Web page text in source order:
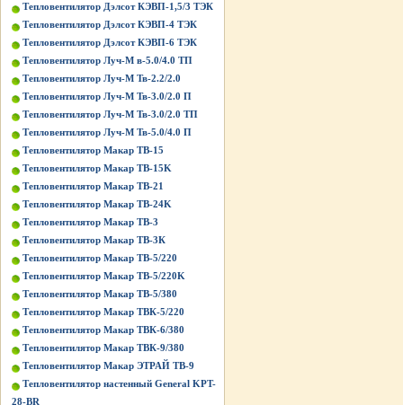
Тепловентилятор Дэлсот КЭВП-1,5/3 ТЭК
Тепловентилятор Дэлсот КЭВП-4 ТЭК
Тепловентилятор Дэлсот КЭВП-6 ТЭК
Тепловентилятор Луч-М в-5.0/4.0 ТП
Тепловентилятор Луч-М Тв-2.2/2.0
Тепловентилятор Луч-М Тв-3.0/2.0 П
Тепловентилятор Луч-М Тв-3.0/2.0 ТП
Тепловентилятор Луч-М Тв-5.0/4.0 П
Тепловентилятор Макар ТВ-15
Тепловентилятор Макар ТВ-15K
Тепловентилятор Макар ТВ-21
Тепловентилятор Макар ТВ-24K
Тепловентилятор Макар ТВ-3
Тепловентилятор Макар ТВ-3К
Тепловентилятор Макар ТВ-5/220
Тепловентилятор Макар ТВ-5/220K
Тепловентилятор Макар ТВ-5/380
Тепловентилятор Макар ТВК-5/220
Тепловентилятор Макар ТВК-6/380
Тепловентилятор Макар ТВК-9/380
Тепловентилятор Макар ЭТРАЙ ТВ-9
Тепловентилятор настенный General KPT-
28-BR